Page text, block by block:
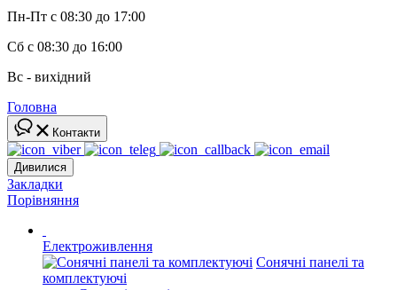
Пн-Пт с 08:30 до 17:00
Сб с 08:30 до 16:00
Вс - вихідний
Головна
Контакти
Дивилися
Закладки
Порівняння
Електроживлення
Сонячні панелі та
комплектуючі